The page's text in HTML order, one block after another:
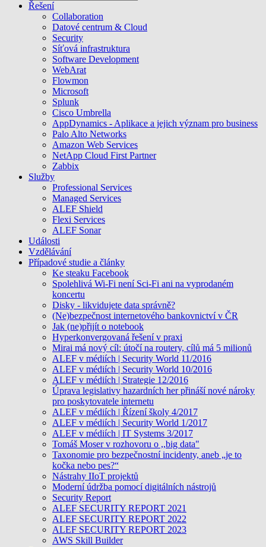
Řešení
Collaboration
Datové centrum & Cloud
Security
Síťová infrastruktura
Software Development
WebArat
Flowmon
Microsoft
Splunk
Cisco Umbrella
AppDynamics - Aplikace a jejich význam pro business
Palo Alto Networks
Amazon Web Services
NetApp Cloud First Partner
Zabbix
Služby
Professional Services
Managed Services
ALEF Shield
Flexi Services
ALEF Sonar
Události
Vzdělávání
Případové studie a články
Ke steaku Facebook
Spolehlivá Wi-Fi není Sci-Fi ani na vyprodaném
koncertu
Disky - likvidujete data správně?
(Ne)bezpečnost internetového bankovnictví v ČR
Jak (ne)přijít o notebook
Hyperkonvergovaná řešení v praxi
Mirai má nový cíl: útočí na routery, cílů má 5 milionů
ALEF v médiích | Security World 11/2016
ALEF v médiích | Security World 10/2016
ALEF v médiích | Strategie 12/2016
Úprava legislativy hazardních her přináší nové nároky
pro poskytovatele internetu
ALEF v médiích | Řízení školy 4/2017
ALEF v médiích | Security World 1/2017
ALEF v médiích | IT Systems 3/2017
Tomáš Moser v rozhovoru o ,,big data"
Taxonomie pro bezpečnostní incidenty, aneb „je to
kočka nebo pes?“
Nástrahy IIoT projektů
Moderní údržba pomocí digitálních nástrojů
Security Report
ALEF SECURITY REPORT 2021
ALEF SECURITY REPORT 2022
ALEF SECURITY REPORT 2023
AWS Skill Builder